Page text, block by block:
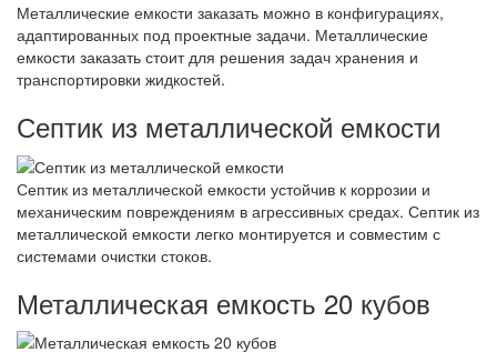
Металлические емкости заказать можно в конфигурациях,
адаптированных под проектные задачи. Металлические
емкости заказать стоит для решения задач хранения и
транспортировки жидкостей.
Септик из металлической емкости
Септик из металлической емкости устойчив к коррозии и
механическим повреждениям в агрессивных средах. Септик из
металлической емкости легко монтируется и совместим с
системами очистки стоков.
Металлическая емкость 20 кубов